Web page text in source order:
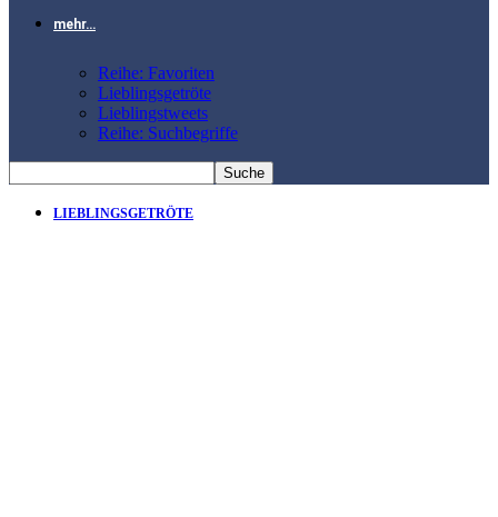
mehr…
Reihe: Favoriten
Lieblingsgetröte
Lieblingstweets
Reihe: Suchbegriffe
LIEBLINGSGETRÖTE